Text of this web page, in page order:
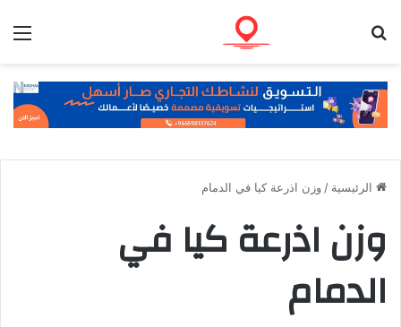
الرئيسية / وزن اذرعة كيا في الدمام
وزن اذرعة كيا في
الدمام